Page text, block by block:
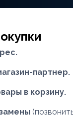
партнер.
в корзину.